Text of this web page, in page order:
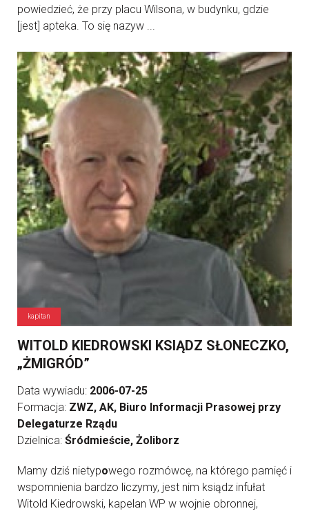
powiedzieć, że przy placu Wilsona, w budynku, gdzie
[jest] apteka. To się nazyw ...
kapitan
WITOLD KIEDROWSKI KSIĄDZ SŁONECZKO,
„ŻMIGRÓD”
Data wywiadu: 2006-07-25
Formacja: ZWZ, AK, Biuro Informacji Prasowej przy
Delegaturze Rządu
Dzielnica: Śródmieście, Żoliborz
Mamy dziś nietypowego rozmówcę, na którego pamięć i
wspomnienia bardzo liczymy, jest nim ksiądz infułat
Witold Kiedrowski, kapelan WP w wojnie obronnej,